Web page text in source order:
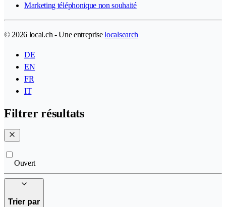
Marketing téléphonique non souhaité
© 2026 local.ch - Une entrepriselocalsearch
DE
EN
FR
IT
Filtrer résultats
Ouvert
Trier par